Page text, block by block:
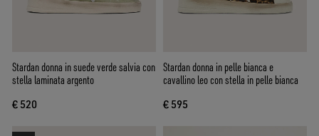
Stardan donna in suede verde salvia con
stella laminata argento
€ 520
Stardan donna in pelle bianca e
cavallino leo con stella in pelle bianca
€ 595